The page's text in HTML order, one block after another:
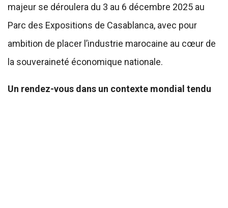
majeur se déroulera du 3 au 6 décembre 2025 au
Parc des Expositions de Casablanca, avec pour
ambition de placer l’industrie marocaine au cœur de
la souveraineté économique nationale.
Un rendez-vous dans un contexte mondial tendu